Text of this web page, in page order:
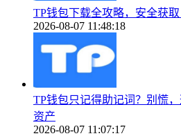
TP钱包下载全攻略，安全获
2026-08-07 11:48:18
TP钱包只记得助记词？别慌
资产
2026-08-07 11:07:17